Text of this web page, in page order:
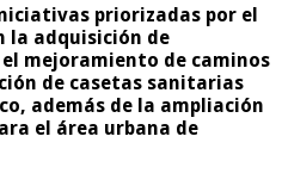
priorizadas por el
la adquisición de
mejoramiento de caminos
de casetas sanitarias
además de la ampliación
el área urbana de